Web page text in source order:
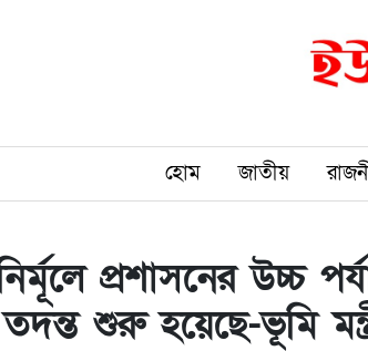
হোম জাতীয়
প্রশাসনের উচ্চ
শুরু হয়েছে-ভূমি